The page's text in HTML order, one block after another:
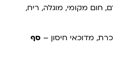
חום מקומי, מוגלה, ריח,
מדוכאי חיסון – סף